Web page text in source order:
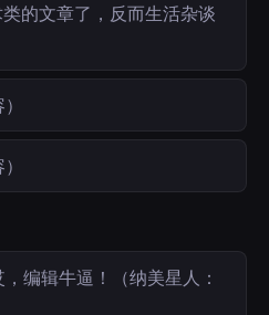
的文章了，反而生活杂谈
编辑牛逼！（纳美星人：